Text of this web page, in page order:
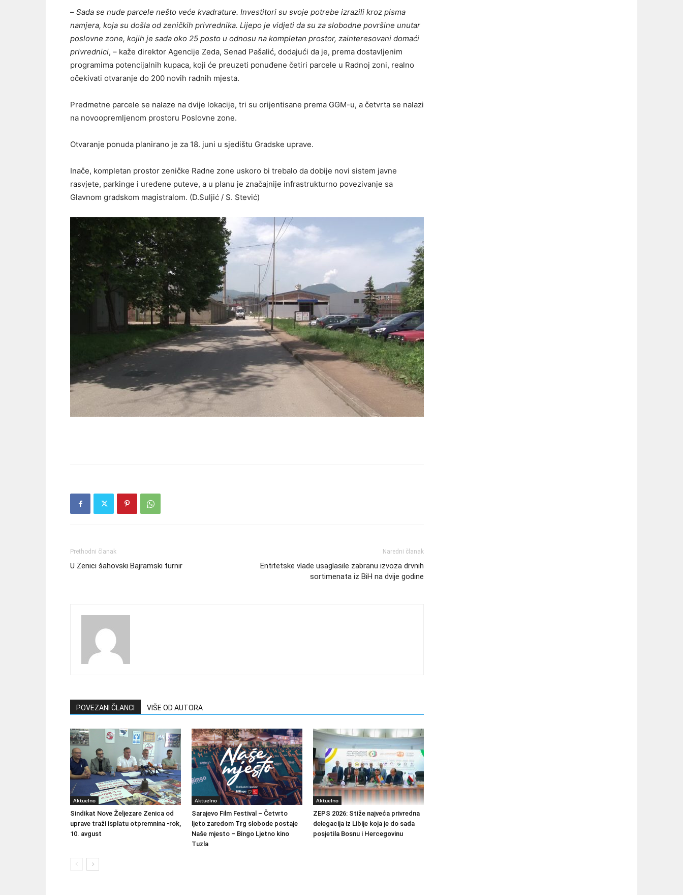
– Sada se nude parcele nešto veće kvadrature. Investitori su svoje potrebe izrazili kroz pisma
namjera, koja su došla od zeničkih privrednika. Lijepo je vidjeti da su za slobodne površine unutar
poslovne zone, kojih je sada oko 25 posto u odnosu na kompletan prostor, zainteresovani domaći
privrednici, – kaže direktor Agencije Zeda, Senad Pašalić, dodajući da je, prema dostavljenim
programima potencijalnih kupaca, koji će preuzeti ponuđene četiri parcele u Radnoj zoni, realno
očekivati otvaranje do 200 novih radnih mjesta.
Predmetne parcele se nalaze na dvije lokacije, tri su orijentisane prema GGM-u, a četvrta se nalazi
na novoopremljenom prostoru Poslovne zone.
Otvaranje ponuda planirano je za 18. juni u sjedištu Gradske uprave.
Inače, kompletan prostor zeničke Radne zone uskoro bi trebalo da dobije novi sistem javne
rasvjete, parkinge i uređene puteve, a u planu je značajnije infrastrukturno povezivanje sa
Glavnom gradskom magistralom. (D.Suljić / S. Stević)
Prethodni članak
U Zenici šahovski Bajramski turnir
Naredni članak
Entitetske vlade usaglasile zabranu izvoza drvnih
sortimenata iz BiH na dvije godine
POVEZANI ČLANCI VIŠE OD AUTORA
Aktuelno
Sindikat Nove Željezare Zenica od
uprave traži isplatu otpremnina -rok,
10. avgust
Aktuelno
Sarajevo Film Festival – Četvrto
ljeto zaredom Trg slobode postaje
Naše mjesto – Bingo Ljetno kino
Tuzla
Aktuelno
ZEPS 2026: Stiže najveća privredna
delegacija iz Libije koja je do sada
posjetila Bosnu i Hercegovinu